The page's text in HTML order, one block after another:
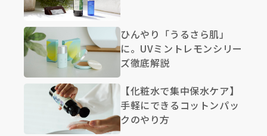
ひんやり「うるさら肌」
に。UVミントレモンシリー
ズ徹底解説
【化粧水で集中保水ケア】
手軽にできるコットンパッ
クのやり方